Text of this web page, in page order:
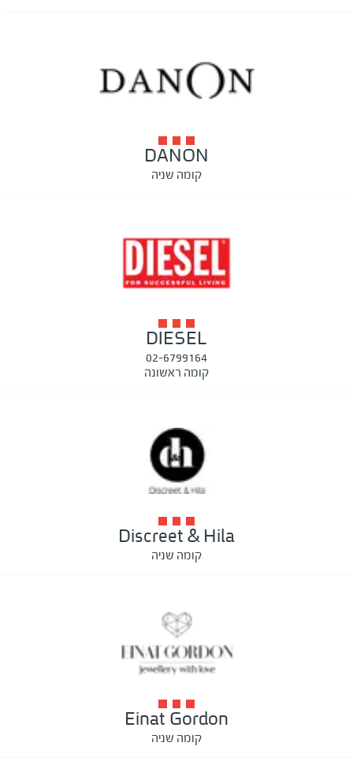
DANON
קומה שניה
DIESEL
02-6799164
קומה ראשונה
Discreet & Hila
קומה שניה
Einat Gordon
קומה שניה